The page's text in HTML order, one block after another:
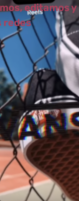
editamos y
redes​